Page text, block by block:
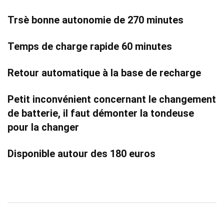
Trsè bonne autonomie de 270 minutes
Temps de charge rapide 60 minutes
Retour automatique à la base de recharge
Petit inconvénient concernant le changement
de batterie, il faut démonter la tondeuse
pour la changer
Disponible autour des 180 euros